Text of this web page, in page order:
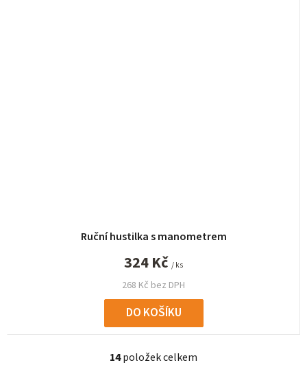
Ruční hustilka s manometrem
268 Kč bez DPH
324 Kč / ks
DO KOŠÍKU
O
14položek celkem